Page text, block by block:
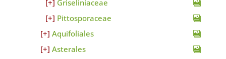
Griseliniaceae
Pittosporaceae
Aquifoliales
Asterales